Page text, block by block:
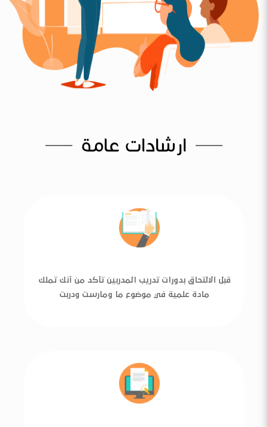
ارشادات عامة
قبل الالتحاق بدورات تدريب المدربين تأكد من أنك تملك
مادة علمية في موضوع ما ومارست ودربت